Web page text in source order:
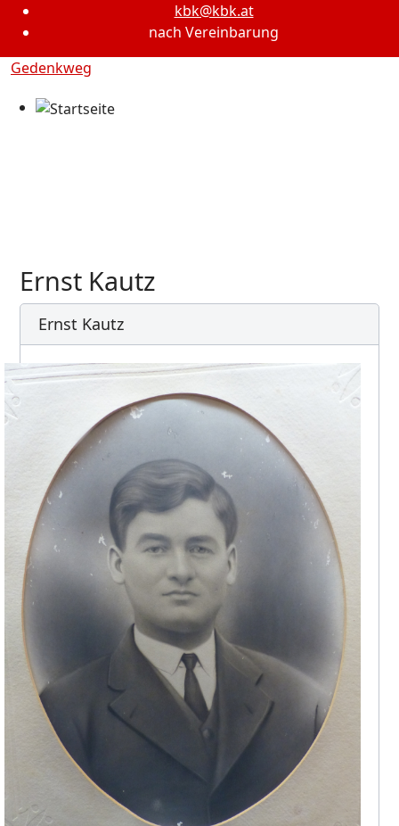
kbk@kbk.at
nach Vereinbarung
Gedenkweg
Ernst Kautz
Ernst Kautz